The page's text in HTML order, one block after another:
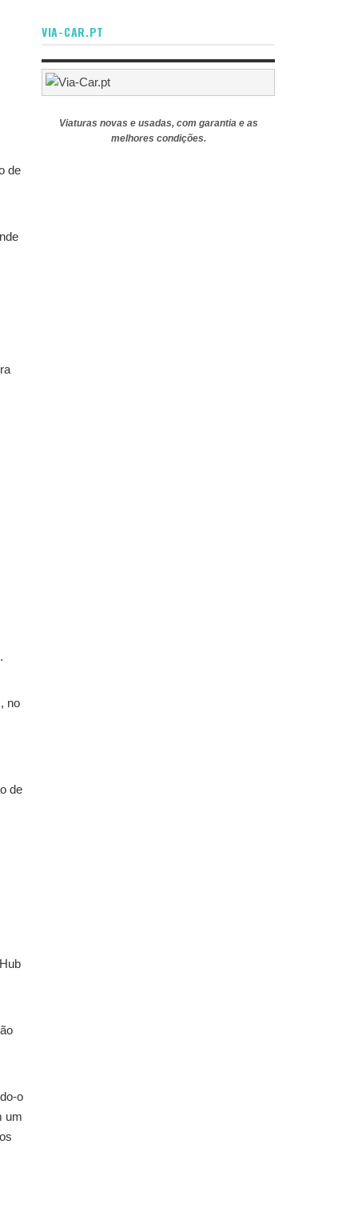
de
no
de
o
um
VIA-CAR.PT
Viaturas novas e usadas, com garantia e as
melhores condições.